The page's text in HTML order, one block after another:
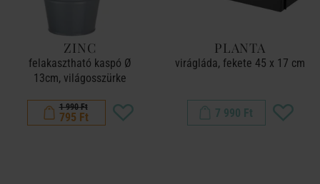
ZINC
felakasztható kaspó Ø
13cm, világosszürke
1 990 Ft
795 Ft
PLANTA
virágláda, fekete 45 x 17 cm
7 990 Ft